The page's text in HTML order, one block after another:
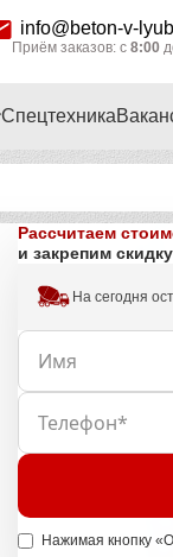
info@beton-v-
Приём заказов: с 8:00
Спецтехника
Рассчитаем
и закрепим
На сегодня
Нажимая кнопку